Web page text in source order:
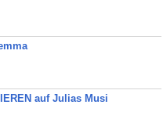
auf Julias Musi